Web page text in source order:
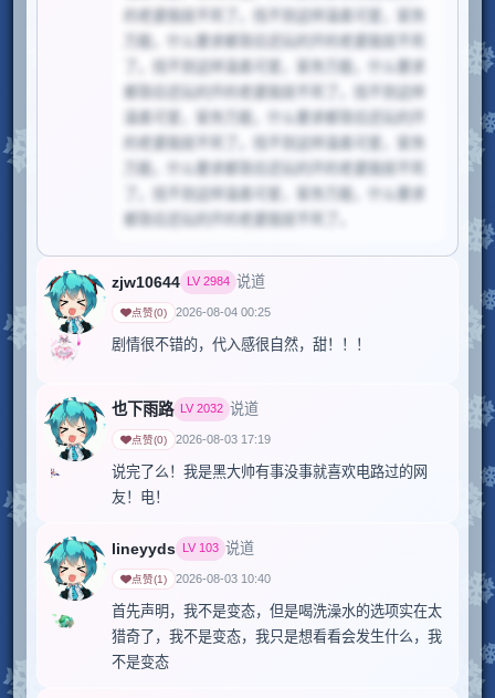
的老婆我就不死了。找不到这样温柔可爱，家务
万能，什么要求都答应还玩的开的老婆我就不死
了。找不到这样温柔可爱，家务万能，什么要求
都答应还玩的开的老婆我就不死了。找不到这样
温柔可爱，家务万能，什么要求都答应还玩的开
的老婆我就不死了。找不到这样温柔可爱，家务
万能，什么要求都答应还玩的开的老婆我就不死
了。找不到这样温柔可爱，家务万能，什么要求
都答应还玩的开的老婆我就不死了。
点击查看完整内容。
zjw10644 LV2984 说道
点赞(0) 2026-08-04 00:25
剧情很不错的，代入感很自然，甜！！！
也下雨路 LV2032 说道
点赞(0) 2026-08-03 17:19
说完了么！我是黑大帅有事没事就喜欢电路过的网
友！电！
lineyyds LV103 说道
点赞(1) 2026-08-03 10:40
首先声明，我不是变态，但是喝洗澡水的选项实在太
猎奇了，我不是变态，我只是想看看会发生什么，我
不是变态